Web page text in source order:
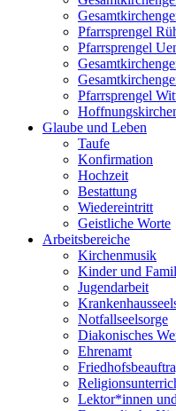
Pfarrsprengel
Pfarrsprengel
Pfarrsprengel
Glaube und Leben
Taufe
Konfirmation
Hochzeit
Bestattung
Wiedereintritt
Geistliche Worte
Arbeitsbereiche
Kirchenmusik
Kinder und
Jugendarbeit
Notfallseelsorge
Diakonisches
Ehrenamt
Lektor*innen